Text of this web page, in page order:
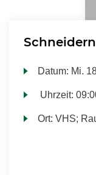
Datum: Mi.
Uhrzeit:
Ort:VHS;